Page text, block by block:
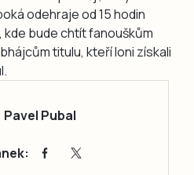
odehraje od 15 hodin
bude chtít fanouškům
titulu, kteří loni získali
Pavel Pubal